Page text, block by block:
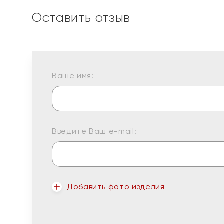
Оставить отзыв
Ваше имя:
Введите Ваш e-mail:
Добавить фото изделия